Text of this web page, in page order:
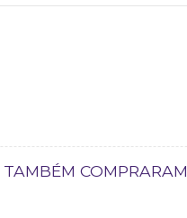
TAMBÉM COMPRARAM